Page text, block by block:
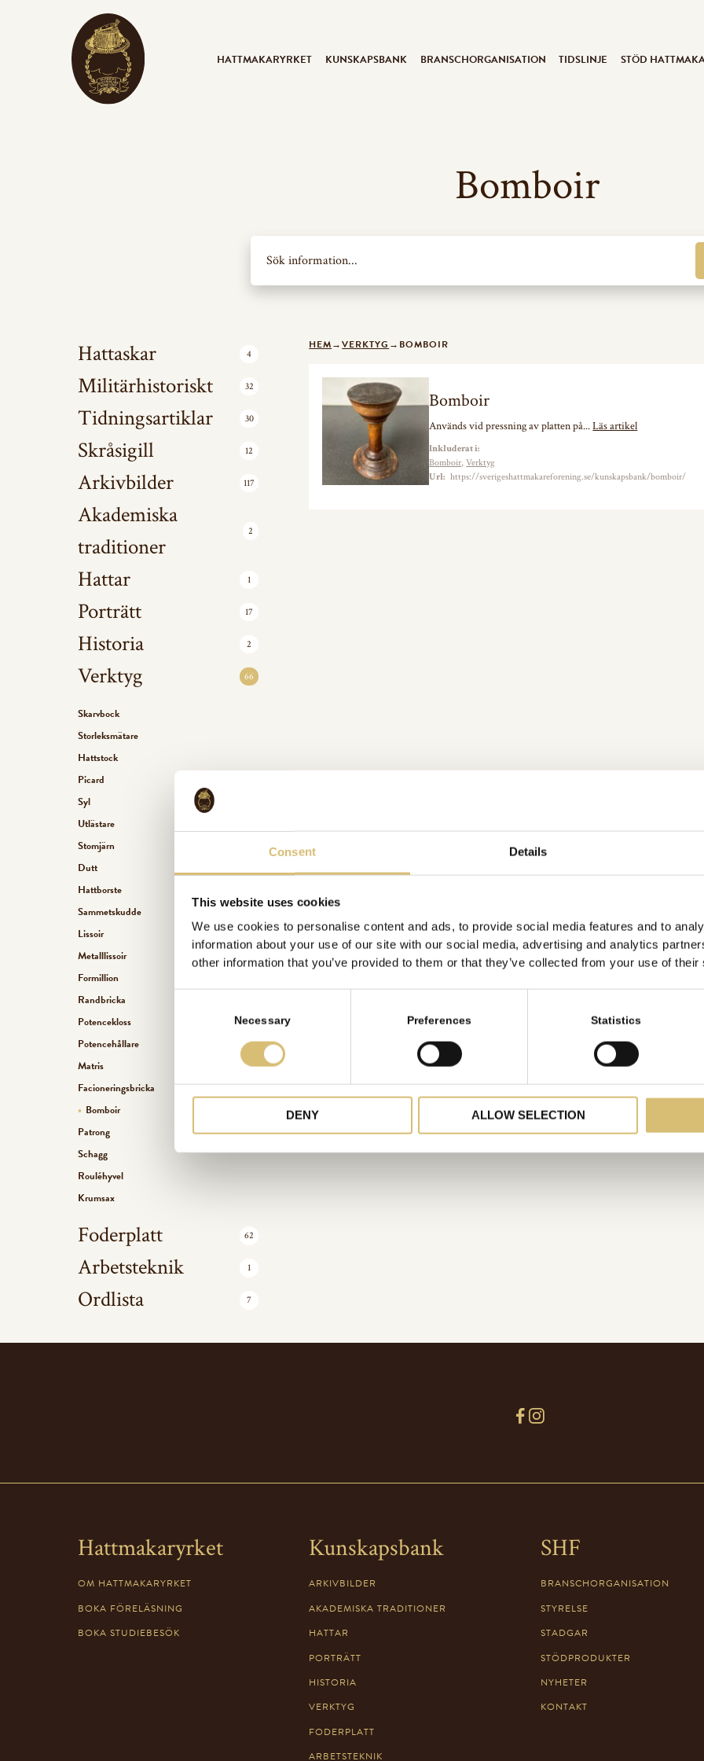
Consent Details
This website uses cookies
We use cookies to personalise content and ads, to provide social media features and to
information about your use of our site with our social media, advertising and analytics
other information that you’ve provided to them or that they’ve collected from your use of their
e
o
Necessary Preferences Statistics
DENY ALLOW SELECTION
HATTMAKARYRKET KUNSKAPSBANK BRANSCHORGANISATION TIDSLINJE STÖD
Bomboir
efter:
Hattaskar 4
Militärhistoriskt 32
Tidningsartiklar 30
Skråsigill 12
Arkivbilder 117
Akademiska
traditioner
2
Hattar 1
Porträtt 17
Historia 2
Verktyg 66
Skarvbock
Storleksmätare
Hattstock
Picard
Syl
Utlästare
Stomjärn
Dutt
Hattborste
Sammetskudde
Lissoir
Metalllissoir
Formillion
Randbricka
Potencekloss
Potencehållare
Matris
Facioneringsbricka
Bomboir
Patrong
Schagg
Rouléhyvel
Krumsax
Foderplatt 62
Arbetsteknik 1
Ordlista 7
HEM→VERKTYG → BOMBOIR
Bomboir
Används vid pressning av platten på...Läs artikel
Inkluderat i:
Bomboir,Verktyg
Url: https://sverigeshattmakareforening.se/kunskapsbank/bomboir/
Hattmakaryrket
OM HATTMAKARYRKET
BOKA FÖRELÄSNING
BOKA STUDIEBESÖK
Kunskapsbank
ARKIVBILDER
AKADEMISKA TRADITIONER
HATTAR
PORTRÄTT
HISTORIA
VERKTYG
FODERPLATT
ARBETSTEKNIK
SHF
BRANSCHORGANISATION
STYRELSE
STADGAR
STÖDPRODUKTER
NYHETER
KONTAKT